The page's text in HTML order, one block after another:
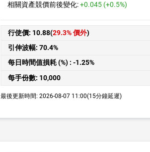
相關資產競價前後變化:+0.045 (+0.5%)
行使價: 10.88(29.3% 價外)
引伸波幅: 70.4%
每日時間值損耗 (%) : -1.25%
每手份數: 10,000
最後更新時間: 2026-08-07 11:00(15分鐘延遲)